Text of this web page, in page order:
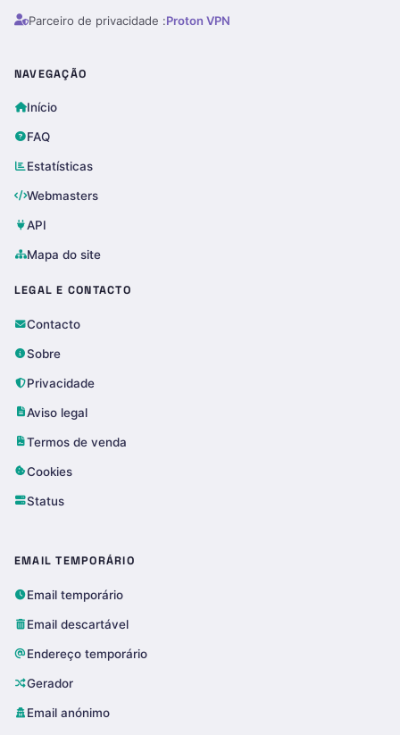
Parceiro de privacidade :Proton VPN
NAVEGAÇÃO
Início
FAQ
Estatísticas
Webmasters
API
Mapa do site
LEGAL E CONTACTO
Contacto
Sobre
Privacidade
Aviso legal
Termos de venda
Cookies
Status
EMAIL TEMPORÁRIO
Email temporário
Email descartável
Endereço temporário
Gerador
Email anónimo